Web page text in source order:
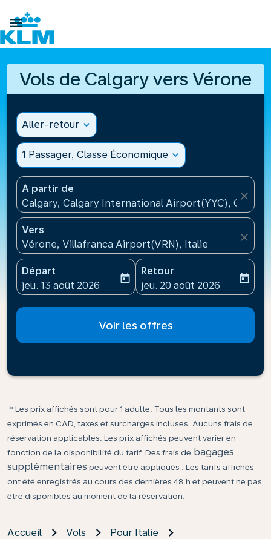

Vols de Calgary vers Vérone
Aller-retour expand_more
1 Passager, Classe Économique expand_more
À partir de
Calgary, Calgary International Airport(YYC), Canada
close
Vers
Vérone, Villafranca Airport(VRN), Italie
close
Départ
fc-booking-departure-date-aria-label
jeu. 13 août 2026
today
Retour
fc-booking-return-date-
jeu. 20 août 2026
today
Voir les offres
* Les prix affichés sont pour 1 adulte. Tous les montants sont
exprimés en CAD, taxes et surcharges incluses. Aucuns frais de
réservation applicables. Les prix affichés peuvent varier en
fonction de la disponibilité du tarif. Des frais de bagages
supplémentaires peuvent être appliqués . Les tarifs affichés
ont été enregistrés au cours des dernières 48 h et peuvent ne pas
être disponibles au moment de la réservation.
Accueil Vols
Pour Italie